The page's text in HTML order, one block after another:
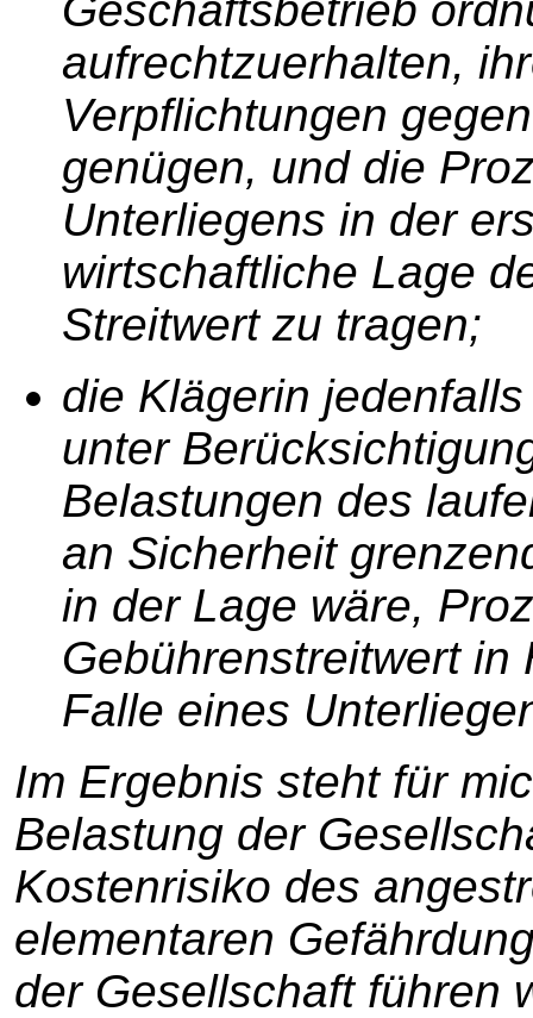
aufrechtzuerhalten,
Verpflichtungen
genügen, und die
Unterliegens in der
wirtschaftliche Lage
Streitwert zu tragen;
die Klägerin
unter
Belastungen des
an Sicherheit
in der Lage wäre,
Gebührenstreitwert in
Falle eines
Im Ergebnis steht für
Belastung der
Kostenrisiko des
elementaren
der Gesellschaft führen